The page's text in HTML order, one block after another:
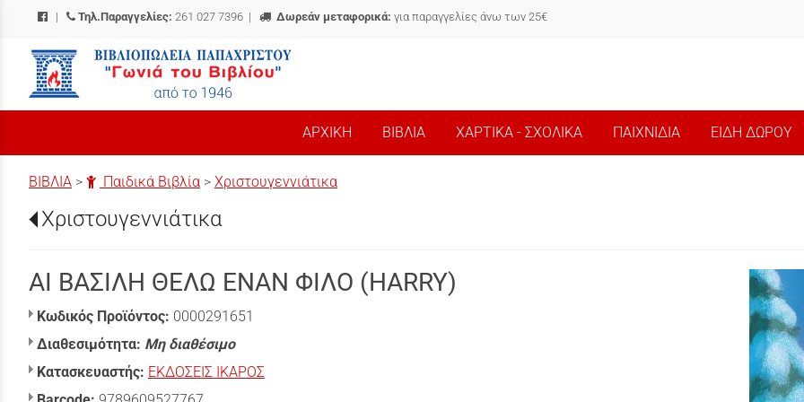
| Τηλ.Παραγγελίες: 261 027 7396 | Δωρεάν μεταφορικά: για παραγγελίες άνω των 25€
/
ΑΡΧΙΚΗ ΒΙΒΛΙΑ ΧΑΡΤΙΚΑ - ΣΧΟΛΙΚΑ ΠΑΙΧΝΙΔΙΑ ΕΙΔΗ ΔΩΡΟΥ
ΒΙΒΛΙΑ > Παιδικά Βιβλία > Χριστουγεννιάτικα
Χριστουγεννιάτικα
ΑΙ ΒΑΣΙΛΗ ΘΕΛΩ ΕΝΑΝ ΦΙΛΟ (HARRY)
Κωδικός Προϊόντος: 0000291651
Διαθεσιμότητα: Μη διαθέσιμο
Κατασκευαστής: ΕΚΔΟΣΕΙΣ ΙΚΑΡΟΣ